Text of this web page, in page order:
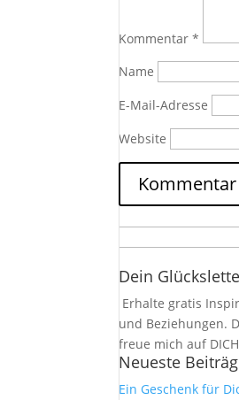
Kommentar*
Name
E-Mail-Adresse
Website
Dein
Erhalte gratis
und Beziehungen.
freue mich auf
Neueste
Ein Geschenk für